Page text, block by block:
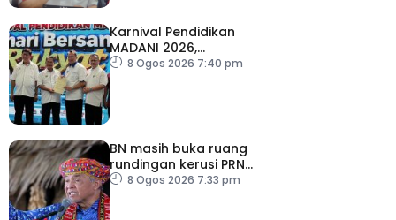
Karnival Pendidikan
MADANI 2026,
semarakkan budaya
8 Ogos 2026 7:40 pm
BN masih buka ruang
rundingan kerusi PRN
Melaka – Ahmad Zahid
8 Ogos 2026 7:33 pm